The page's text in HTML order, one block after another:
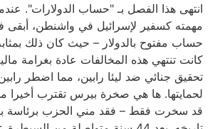
انتهى هذا الفصل بـ "حساب الدولارات".
مهمته كسفير لإسرائيل في واشنطن، أبقى
حساب مفتوح بالدولار – حيث كان ذلك
كانت تنتهي هذه المخالفات عادة بغرامة
تحقيق جنائي ضد ليئا رابين، مما اضطر
لحمايتها. ها هي صخرة بيرس تقترب أخيرا
قد سخرت فقط – فقد مني الحزب برئاسة